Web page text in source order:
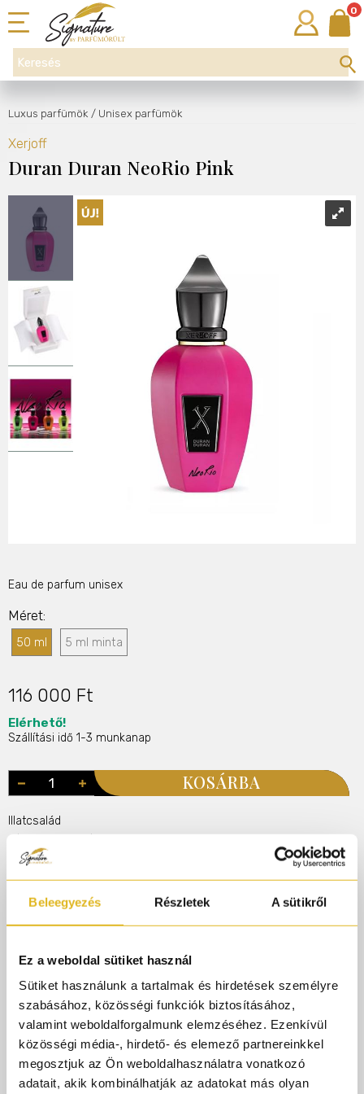
Beleegyezés Részletek A sütikről
Ez a weboldal sütiket használ
Sütiket használunk a tartalmak és hirdetések személyre
szabásához, közösségi funkciók biztosításához,
valamint weboldalforgalmunk elemzéséhez. Ezenkívül
közösségi média-, hirdető- és elemező partnereinkkel
megosztjuk az Ön weboldalhasználatra vonatkozó
adatait, akik kombinálhatják az adatokat más olyan
0
Luxus parfümök / Unisex parfümök
Xerjoff
Duran Duran NeoRio Pink
Eau de parfum unisex
Méret
50 ml 5 ml minta
116 000 Ft
Elérhető!
Szállítási idő 1-3 munkanap
KOSÁRBA
Illatcsalád
Rendelj 50.000.-ft felett és AJÁNDÉK gyári
parfümmintát adunk rendelésedhez!
Termékleírás
Xerjoff NeoRio a szabadság, a kreativitás és az ösztönös
lendület illatos manifesztuma – egyszerre játékos és
kifinomult, akárcsak a Duran Duran zenei világa, amely
inspirálta.